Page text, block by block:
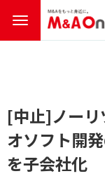
[中止]ノーリ
オソフト開
を子会社化